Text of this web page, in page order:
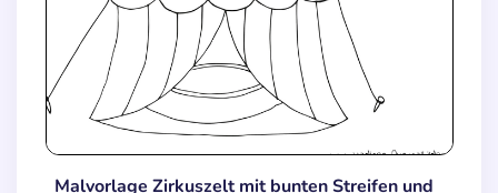
Malvorlage Zirkuszelt mit bunten Streifen und